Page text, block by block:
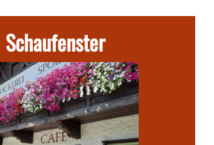
Schaufenster